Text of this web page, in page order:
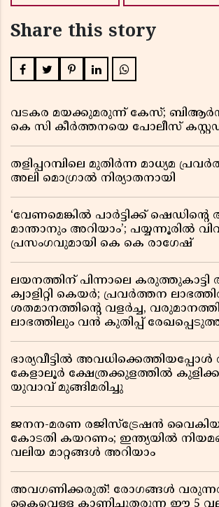
Share this story
വടകര മയക്കുമരുന്ന് കേസ്;
കെ സി കീർത്തനയെ പോലീസ്
തളിപ്പറമ്പിലെ മുതിർന്ന മാധ്യമ
അലി മൊഗ്രാൽ നിര്യാതനായി
‘വേണമെങ്കിൽ പാർട്ടിക്ക് ഷെഡിൻ്റെ
മാന്താനും അറിയാം’; പയ്യന്നൂരിൽ
പ്രസംഗവുമായി കെ കെ രാഗേഷ്
ലയനത്തിന് പിന്നാലെ കരുത്തുകാട്ടി
ക്വാളിറ്റി കെയർ; പ്രവർത്തന
ശതമാനത്തിൻ്റെ വളർച്ച,
ലാഭത്തിലും വൻ കുതിപ്പ്
ഭാര്യവീട്ടിൽ
കേളാലൂർ ക്ഷേത്രക്കുളത്തിൽ
യുവാവ് മുങ്ങിമരിച്ചു
ജനന-മരണ രജിസ്ട്രേഷൻ
കോടതി കയറണം; ഇന്ത്യയിൽ
വലിയ മാറ്റങ്ങൾ അറിയാം
അവഗണിക്കരുത്! രോഗങ്ങൾ